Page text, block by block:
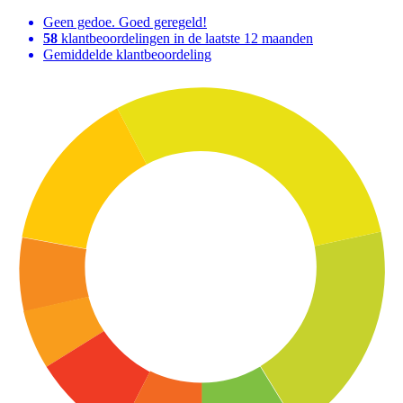
Geen gedoe. Goed geregeld!
58 klantbeoordelingen in de laatste 12 maanden
Gemiddelde klantbeoordeling